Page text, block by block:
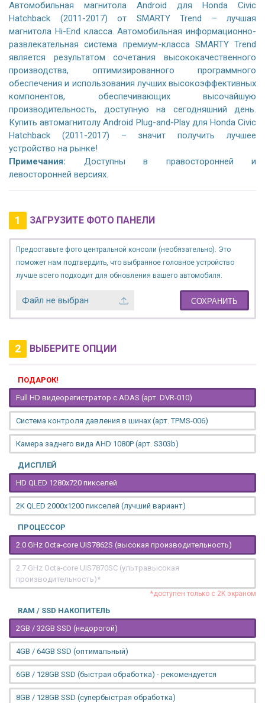
Автомобильная магнитола Android для Honda Civic
Hatchback (2011-2017) от SMARTY Trend – лучшая
магнитола Hi-End класса. Автомобильная информационно-
развлекательная система премиум-класса SMARTY Trend
является результатом сочетания высококачественного
производства, оптимизированного программного
обеспечения и использования лучших высокоэффективных
компонентов, обеспечивающих высочайшую
производительность, доступную на сегодняшний день.
Купить автомагнитолу Android Plug-and-Play для Honda Civic
Hatchback (2011-2017) – значит получить лучшее
устройство на рынке!
Примечания: Доступны в правосторонней и
левосторонней версиях.
1 ЗАГРУЗИТЕ ФОТО ПАНЕЛИ
Предоставьте фото центральной консоли (необязательно). Это
поможет нам подтвердить, что выбранное головное устройство
лучше всего подходит для обновления вашего автомобиля.
Файл не выбран СОХРАНИТЬ
2 ВЫБЕРИТЕ ОПЦИИ
ПОДАРОК!
Full HD видеорегистратор с ADAS (арт. DVR-010)
Система контроля давления в шинах (арт. TPMS-006)
Камера заднего вида AHD 1080P (арт. S303b)
ДИСПЛЕЙ
HD QLED 1280x720 пикселей
2K QLED 2000х1200 пикселей (лучший вариант)
ПРОЦЕССОР
2.0 GHz Octa-core UIS7862S (высокая производительность)
2.7 GHz Octa-core UIS7870SC (ультравысокая
производительность)*
*доступен только с 2K экраном
RAM / SSD НАКОПИТЕЛЬ
2GB / 32GB SSD (недорогой)
4GB / 64GB SSD (оптимальный)
6GB / 128GB SSD (быстрая обработка) - рекомендуется
8GB / 128GB SSD (супербыстрая обработка)